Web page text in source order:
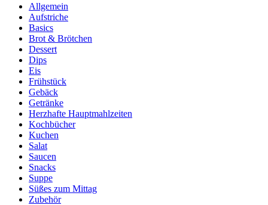
Allgemein
Aufstriche
Basics
Brot & Brötchen
Dessert
Dips
Eis
Frühstück
Gebäck
Getränke
Herzhafte Hauptmahlzeiten
Kochbücher
Kuchen
Salat
Saucen
Snacks
Suppe
Süßes zum Mittag
Zubehör